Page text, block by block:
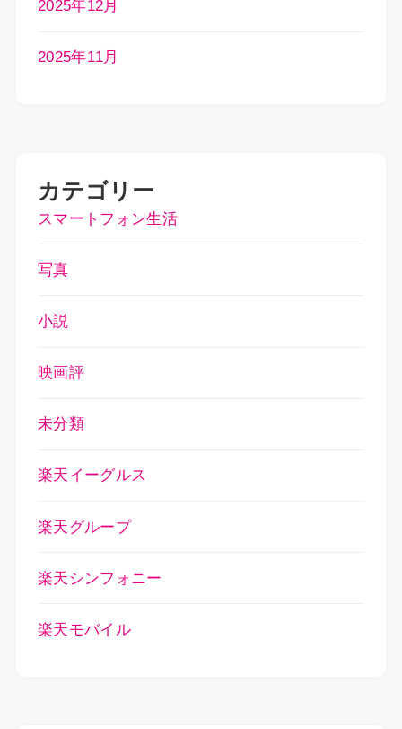
2025年12月
2025年11月
カテゴリー
スマートフォン生活
写真
小説
映画評
未分類
楽天イーグルス
楽天グループ
楽天シンフォニー
楽天モバイル